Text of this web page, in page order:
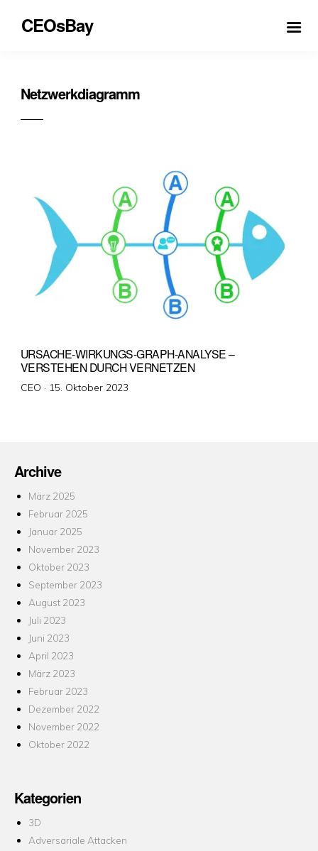
CEOsBay
Netzwerkdiagramm
URSACHE-WIRKUNGS-GRAPH-ANALYSE –
VERSTEHEN DURCH VERNETZEN
CEO · Veröffentlicht
15. Oktober 2023
Archive
März 2025
Februar 2025
Januar 2025
November 2023
Oktober 2023
September 2023
August 2023
Juli 2023
Juni 2023
April 2023
März 2023
Februar 2023
Dezember 2022
November 2022
Oktober 2022
Kategorien
3D
Adversariale Attacken